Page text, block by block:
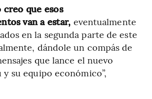
creo que esos
van a estar, eventualmente
en la segunda parte de este
dándole un compás de
que lance el nuevo
su equipo económico”,